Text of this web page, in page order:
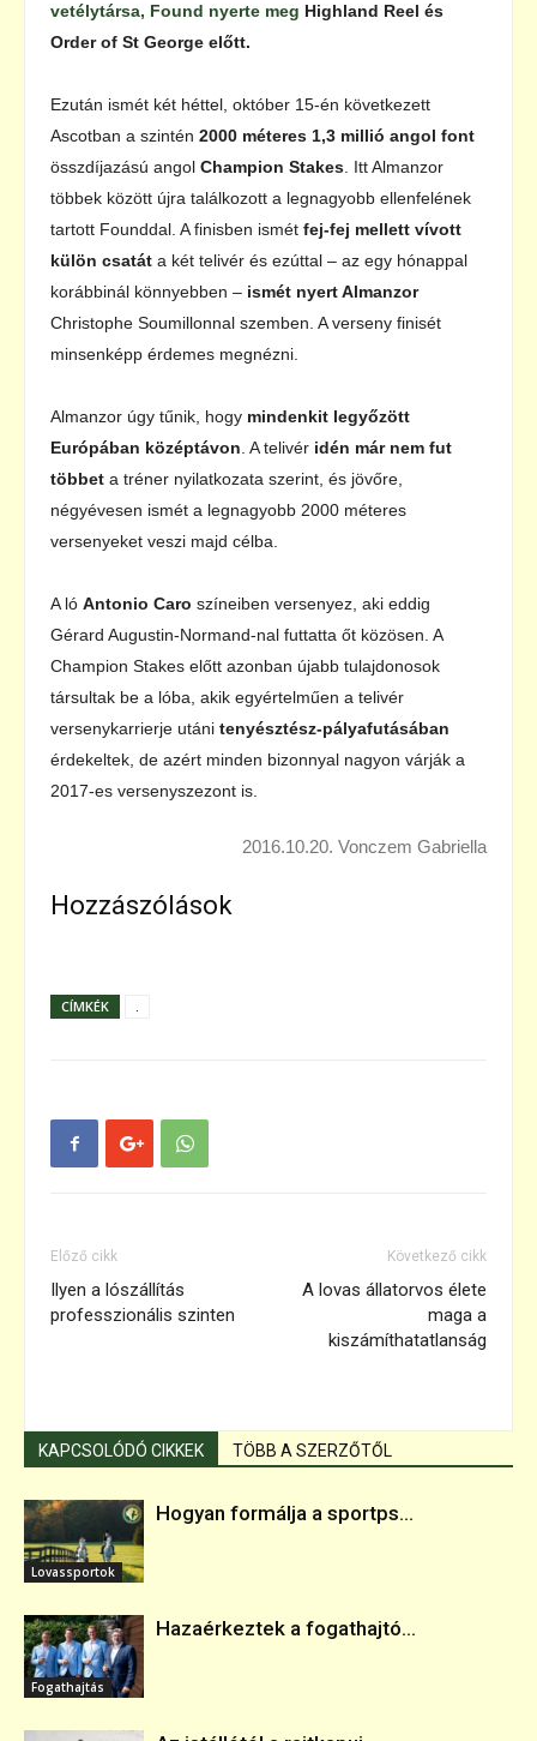
vetélytársa, Found nyerte meg Highland Reel és
Order of St George előtt.
Ezután ismét két héttel, október 15-én következett
Ascotban a szintén 2000 méteres 1,3 millió angol font
összdíjazású angol Champion Stakes. Itt Almanzor
többek között újra találkozott a legnagyobb ellenfelének
tartott Founddal. A finisben ismét fej-fej mellett vívott
külön csatát a két telivér és ezúttal – az egy hónappal
korábbinál könnyebben – ismét nyert Almanzor
Christophe Soumillonnal szemben. A verseny finisét
minsenképp érdemes megnézni.
Almanzor úgy tűnik, hogy mindenkit legyőzött
Európában középtávon. A telivér idén már nem fut
többet a tréner nyilatkozata szerint, és jövőre,
négyévesen ismét a legnagyobb 2000 méteres
versenyeket veszi majd célba.
A ló Antonio Caro színeiben versenyez, aki eddig
Gérard Augustin-Normand-nal futtatta őt közösen. A
Champion Stakes előtt azonban újabb tulajdonosok
társultak be a lóba, akik egyértelműen a telivér
versenykarrierje utáni tenyésztész-pályafutásában
érdekeltek, de azért minden bizonnyal nagyon várják a
2017-es versenyszezont is.
2016.10.20. Vonczem Gabriella
Hozzászólások
CÍMKÉK .
Előző cikk
Ilyen a lószállítás
professzionális szinten
Következő cikk
A lovas állatorvos élete
maga a
kiszámíthatatlanság
KAPCSOLÓDÓ CIKKEK TÖBB A SZERZŐTŐL
Lovassportok
Hogyan formálja a sportps...
Fogathajtás
Hazaérkeztek a fogathajtó...